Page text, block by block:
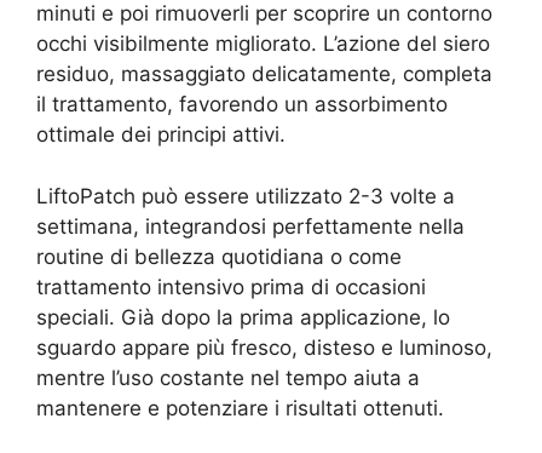
minuti e poi rimuoverli per scoprire un contorno
occhi visibilmente migliorato. L’azione del siero
residuo, massaggiato delicatamente, completa
il trattamento, favorendo un assorbimento
ottimale dei principi attivi.
LiftoPatch può essere utilizzato 2-3 volte a
settimana, integrandosi perfettamente nella
routine di bellezza quotidiana o come
trattamento intensivo prima di occasioni
speciali. Già dopo la prima applicazione, lo
sguardo appare più fresco, disteso e luminoso,
mentre l’uso costante nel tempo aiuta a
mantenere e potenziare i risultati ottenuti.